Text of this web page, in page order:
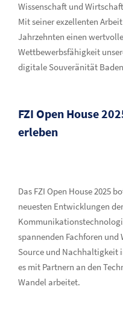
Wissenschaft und
Mit seiner exzellenten
Jahrzehnten einen
Wettbewerbsfähigkeit
digitale Souveränität
FZI Open House
erleben
Das FZI Open House 2025
neuesten Entwicklungen
spannenden Fachforen und
Source und Nachhaltigkeit
es mit Partnern an den
Wandel arbeitet.